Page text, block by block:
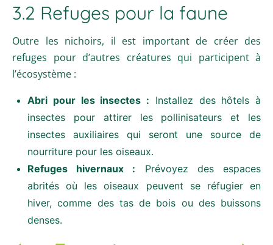
3.2 Refuges pour la faune
Outre les nichoirs, il est important de créer des
refuges pour d’autres créatures qui participent à
l’écosystème :
Abri pour les insectes : Installez des hôtels à
insectes pour attirer les pollinisateurs et les
insectes auxiliaires qui seront une source de
nourriture pour les oiseaux.
Refuges hivernaux : Prévoyez des espaces
abrités où les oiseaux peuvent se réfugier en
hiver, comme des tas de bois ou des buissons
denses.